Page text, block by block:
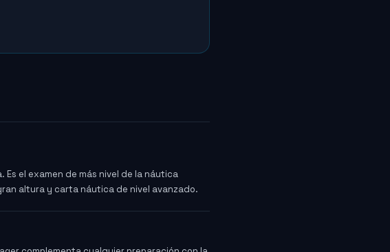
Es el examen de más nivel de la náutica
altura y carta náutica de nivel avanzado.